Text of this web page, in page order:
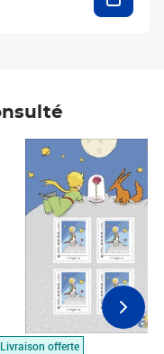
Livraison offerte
Prix 7,50€